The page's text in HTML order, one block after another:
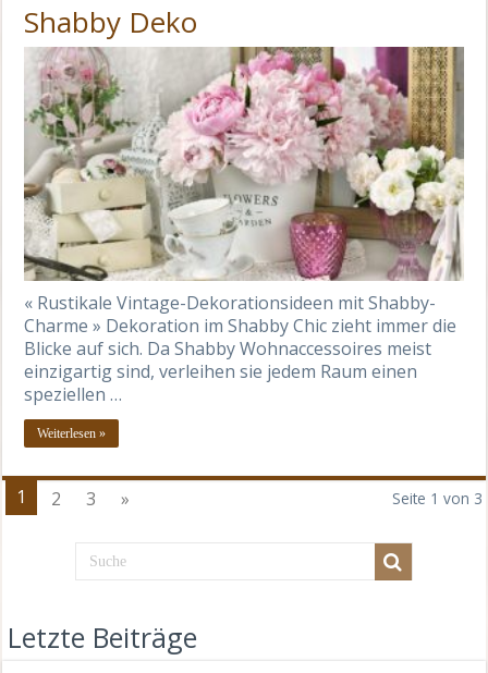
Shabby Deko
« Rustikale Vintage-Dekorationsideen mit Shabby-
Charme » Dekoration im Shabby Chic zieht immer die
Blicke auf sich. Da Shabby Wohnaccessoires meist
einzigartig sind, verleihen sie jedem Raum einen
speziellen …
Weiterlesen »
Seite 1 von 3
1 2 3 »
Letzte Beiträge